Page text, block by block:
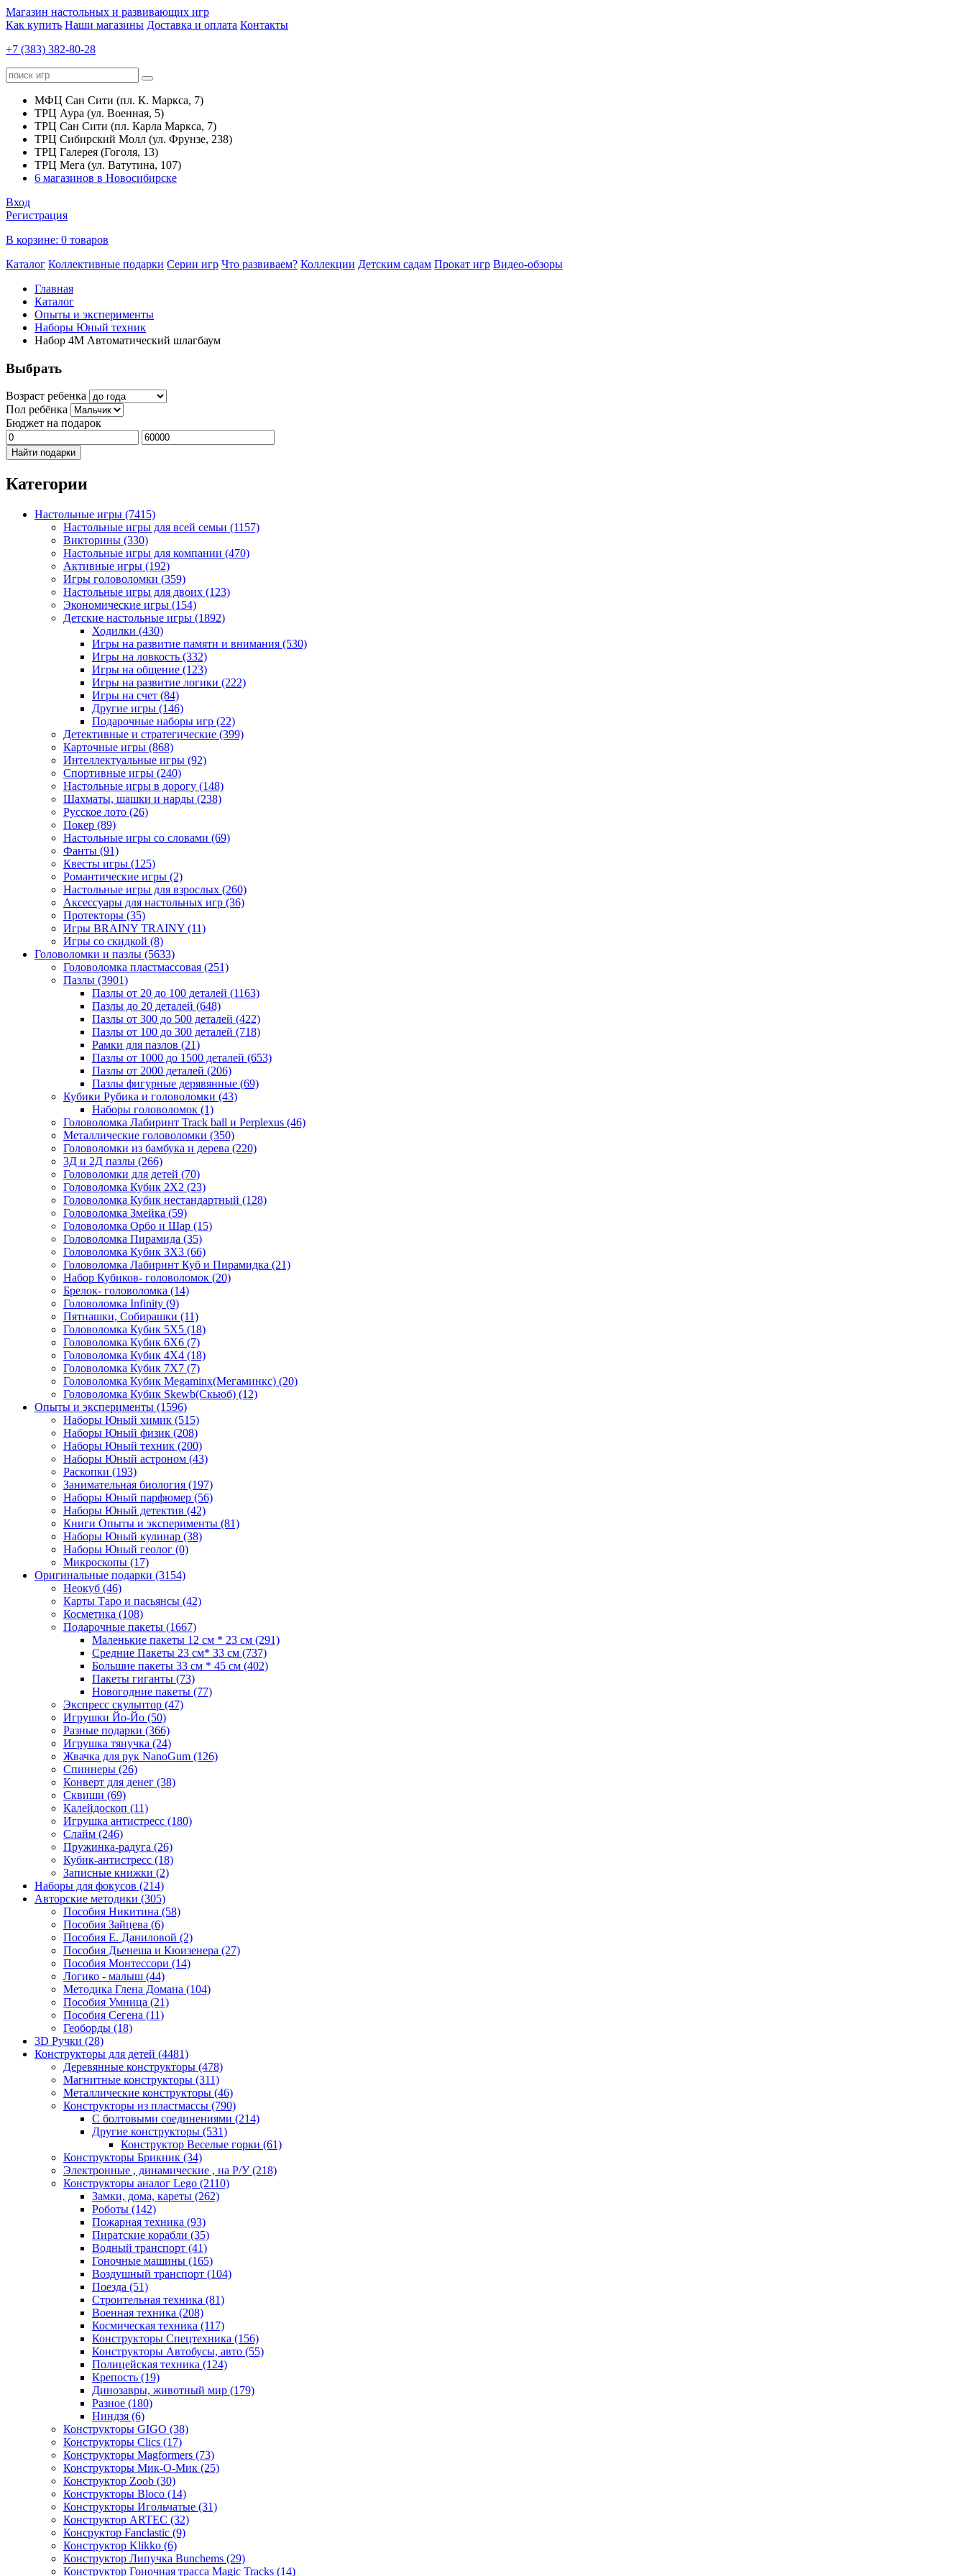
Магазин настольных и развивающих игр
Как купить Наши магазины Доставка и оплата Контакты
+7 (383) 382-80-28
МФЦ Сан Сити (пл. К. Маркса, 7)
ТРЦ Аура (ул. Военная, 5)
ТРЦ Сан Сити (пл. Карла Маркса, 7)
ТРЦ Сибирский Молл (ул. Фрунзе, 238)
ТРЦ Галерея (Гоголя, 13)
ТРЦ Мега (ул. Ватутина, 107)
6 магазинов в Новосибирске
Вход
Регистрация
В корзине: 0 товаров
Каталог Коллективные подарки Серии игр Что развиваем? Коллекции Детским садам Прокат игр Видео-обзоры
Главная
Каталог
Опыты и эксперименты
Наборы Юный техник
Набор 4М Автоматический шлагбаум
Выбрать
Возраст ребенка
Пол ребёнка
Бюджет на подарок
Найти подарки
Категории
Настольные игры (7415)
Настольные игры для всей семьи (1157)
Викторины (330)
Настольные игры для компании (470)
Активные игры (192)
Игры головоломки (359)
Настольные игры для двоих (123)
Экономические игры (154)
Детские настольные игры (1892)
Ходилки (430)
Игры на развитие памяти и внимания (530)
Игры на ловкость (332)
Игры на общение (123)
Игры на развитие логики (222)
Игры на счет (84)
Другие игры (146)
Подарочные наборы игр (22)
Детективные и стратегические (399)
Карточные игры (868)
Интеллектуальные игры (92)
Спортивные игры (240)
Настольные игры в дорогу (148)
Шахматы, шашки и нарды (238)
Русское лото (26)
Покер (89)
Настольные игры со словами (69)
Фанты (91)
Квесты игры (125)
Романтические игры (2)
Настольные игры для взрослых (260)
Аксессуары для настольных игр (36)
Протекторы (35)
Игры BRAINY TRAINY (11)
Игры со скидкой (8)
Головоломки и пазлы (5633)
Головоломка пластмассовая (251)
Пазлы (3901)
Пазлы от 20 до 100 деталей (1163)
Пазлы до 20 деталей (648)
Пазлы от 300 до 500 деталей (422)
Пазлы от 100 до 300 деталей (718)
Рамки для пазлов (21)
Пазлы от 1000 до 1500 деталей (653)
Пазлы от 2000 деталей (206)
Пазлы фигурные дерявянные (69)
Кубики Рубика и головоломки (43)
Наборы головоломок (1)
Головоломка Лабиринт Track ball и Perplexus (46)
Металлические головоломки (350)
Головоломки из бамбука и дерева (220)
3Д и 2Д пазлы (266)
Головоломки для детей (70)
Головоломка Кубик 2Х2 (23)
Головоломка Кубик нестандартный (128)
Головоломка Змейка (59)
Головоломка Орбо и Шар (15)
Головоломка Пирамида (35)
Головоломка Кубик 3Х3 (66)
Головоломка Лабиринт Куб и Пирамидка (21)
Набор Кубиков- головоломок (20)
Брелок- головоломка (14)
Головоломка Infinity (9)
Пятнашки, Собирашки (11)
Головоломка Кубик 5Х5 (18)
Головоломка Кубик 6Х6 (7)
Головоломка Кубик 4Х4 (18)
Головоломка Кубик 7Х7 (7)
Головоломка Кубик Megaminx(Мегаминкс) (20)
Головоломка Кубик Skewb(Скьюб) (12)
Опыты и эксперименты (1596)
Наборы Юный химик (515)
Наборы Юный физик (208)
Наборы Юный техник (200)
Наборы Юный астроном (43)
Раскопки (193)
Занимательная биология (197)
Наборы Юный парфюмер (56)
Наборы Юный детектив (42)
Книги Опыты и эксперименты (81)
Наборы Юный кулинар (38)
Наборы Юный геолог (0)
Микроскопы (17)
Оригинальные подарки (3154)
Неокуб (46)
Карты Таро и пасьянсы (42)
Косметика (108)
Подарочные пакеты (1667)
Маленькие пакеты 12 см * 23 см (291)
Средние Пакеты 23 см* 33 см (737)
Большие пакеты 33 см * 45 см (402)
Пакеты гиганты (73)
Новогодние пакеты (77)
Экспресс скульптор (47)
Игрушки Йо-Йо (50)
Разные подарки (366)
Игрушка тянучка (24)
Жвачка для рук NanoGum (126)
Спиннеры (26)
Конверт для денег (38)
Сквиши (69)
Калейдоскоп (11)
Игрушка антистресс (180)
Слайм (246)
Пружинка-радуга (26)
Кубик-антистресс (18)
Записные книжки (2)
Наборы для фокусов (214)
Авторские методики (305)
Пособия Никитина (58)
Пособия Зайцева (6)
Пособия Е. Даниловой (2)
Пособия Дьенеша и Кюизенера (27)
Пособия Монтессори (14)
Логико - малыш (44)
Методика Глена Домана (104)
Пособия Умница (21)
Пособия Сегена (11)
Геоборды (18)
3D Ручки (28)
Конструкторы для детей (4481)
Деревянные конструкторы (478)
Магнитные конструкторы (311)
Металлические конструкторы (46)
Конструкторы из пластмассы (790)
С болтовыми соединениями (214)
Другие конструкторы (531)
Конструктор Веселые горки (61)
Конструкторы Брикник (34)
Электронные , динамические , на Р/У(218)
Конструкторы аналог Lego (2110)
Замки, дома, кареты (262)
Роботы (142)
Пожарная техника (93)
Пиратские корабли (35)
Водный транспорт (41)
Гоночные машины (165)
Воздушный транспорт (104)
Поезда (51)
Строительная техника (81)
Военная техника (208)
Космическая техника (117)
Конструкторы Спецтехника (156)
Конструкторы Автобусы, авто (55)
Полицейская техника (124)
Крепость (19)
Динозавры, животный мир (179)
Разное (180)
Ниндзя (6)
Конструкторы GIGO (38)
Конструкторы Clics (17)
Конструкторы Magformers (73)
Конструкторы Мик-О-Мик (25)
Конструктор Zoob (30)
Конструкторы Bloco (14)
Конструкторы Игольчатые (31)
Конструктор ARTEC (32)
Консруктор Fanclastic (9)
Конструктор Klikko (6)
Конструктор Липучка Bunchems (29)
Конструктор Гоночная трасса Magic Tracks (14)